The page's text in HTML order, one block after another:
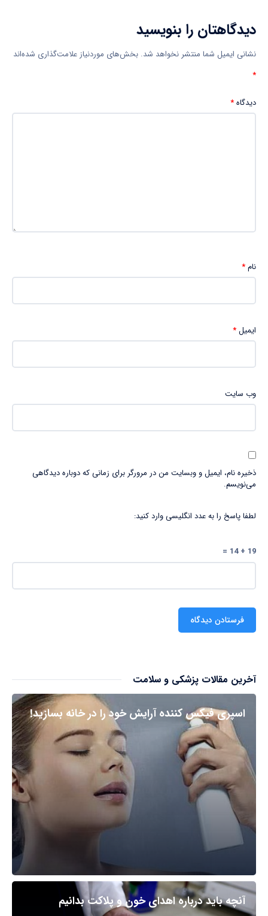
دیدگاهتان را بنویسید
نشانی ایمیل شما منتشر نخواهد شد. بخش‌های موردنیاز علامت‌گذاری شده‌اند
*
دیدگاه*
نام*
ایمیل*
وب‌ سایت
ذخیره نام، ایمیل و وبسایت من در مرورگر برای زمانی که دوباره دیدگاهی
می‌نویسم.
لطفا پاسخ را به عدد انگلیسی وارد کنید:
19 + 14 =
آخرین مقالات پزشکی و سلامت
اسپری فیکس کننده آرایش خود را در خانه بسازید!
آنچه باید درباره اهدای خون و پلاکت بدانیم